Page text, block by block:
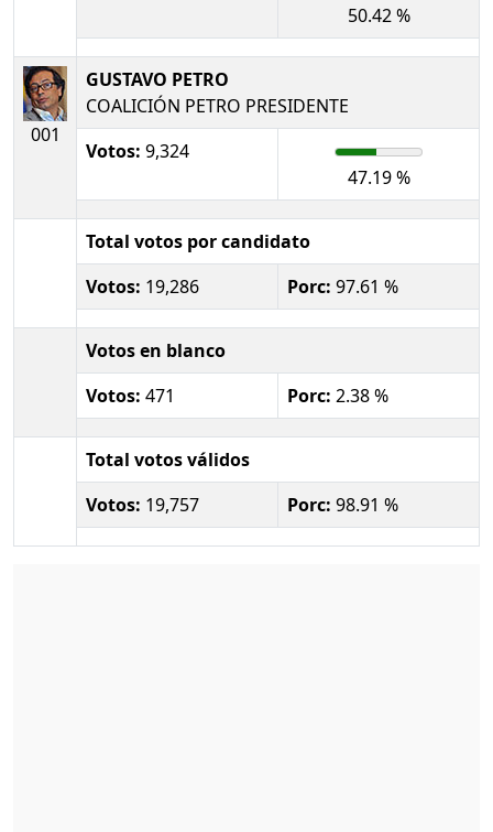
50.42 %
001
GUSTAVO PETRO
COALICIÓN PETRO PRESIDENTE
Votos: 9,324
47.19 %
Total votos por candidato
Votos: 19,286 Porc: 97.61 %
Votos en blanco
Votos: 471 Porc: 2.38 %
Total votos válidos
Votos: 19,757 Porc: 98.91 %